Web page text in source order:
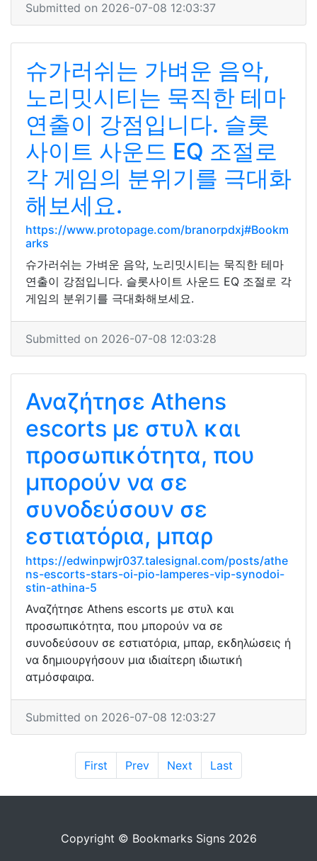
Submitted on 2026-07-08 12:03:37
슈가러쉬는 가벼운 음악,
노리밋시티는 묵직한 테마
연출이 강점입니다. 슬롯
사이트 사운드 EQ 조절로
각 게임의 분위기를 극대화
해보세요.
https://www.protopage.com/branorpdxj#Bookm
arks
슈가러쉬는 가벼운 음악, 노리밋시티는 묵직한 테마
연출이 강점입니다. 슬롯사이트 사운드 EQ 조절로 각
게임의 분위기를 극대화해보세요.
Submitted on 2026-07-08 12:03:28
Αναζήτησε Athens
escorts με στυλ και
προσωπικότητα, που
μπορούν να σε
συνοδεύσουν σε
εστιατόρια, μπαρ
https://edwinpwjr037.talesignal.com/posts/athe
ns-escorts-stars-oi-pio-lamperes-vip-synodoi-
stin-athina-5
Αναζήτησε Athens escorts με στυλ και
προσωπικότητα, που μπορούν να σε
συνοδεύσουν σε εστιατόρια, μπαρ, εκδηλώσεις ή
να δημιουργήσουν μια ιδιαίτερη ιδιωτική
ατμόσφαιρα.
Submitted on 2026-07-08 12:03:27
First Prev Next Last
Copyright © Bookmarks Signs 2026